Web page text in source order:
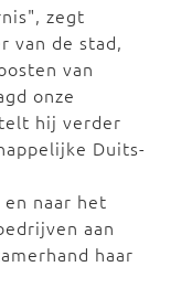
zegt
van de stad,
van
onze
hij verder
Duits-
naar het
aan
haar